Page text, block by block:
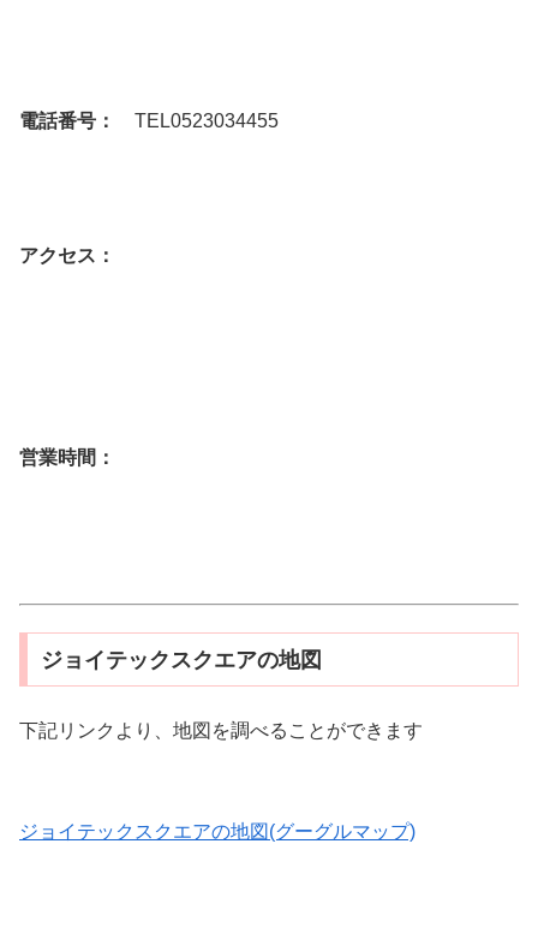
電話番号： TEL0523034455
アクセス：
営業時間：
ジョイテックスクエアの地図
下記リンクより、地図を調べることができます
ジョイテックスクエアの地図(グーグルマップ)